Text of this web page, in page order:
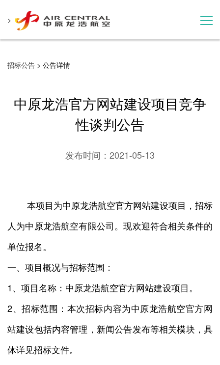
>
用户案例
招标公告 > 公告详情
中原龙浩官方网站建设项目竞争
性谈判公告
发布时间： 2021-05-13
本项目为中原龙浩航空官方网站建设项目，招标
人为中原龙浩航空有限公司。现欢迎符合相关条件的
单位报名。
一、项目概况与招标范围：
1、项目名称：中原龙浩航空官方网站建设项目。
2、招标范围：本次招标内容为中原龙浩航空官方网
站建设包括内容管理，新闻公告发布等相关模块，具
体详见招标文件。